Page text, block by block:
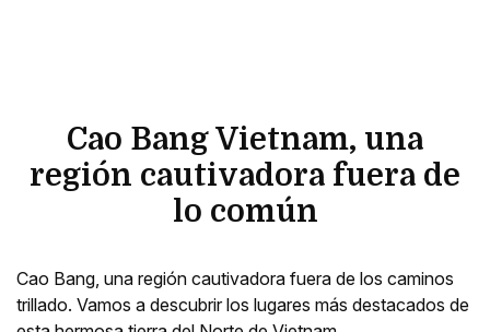
Cao Bang Vietnam, una
región cautivadora fuera de
lo común
Cao Bang, una región cautivadora fuera de los caminos
trillado. Vamos a descubrir los lugares más destacados de